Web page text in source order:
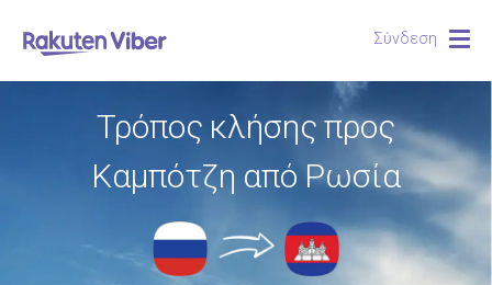
Σύνδεση
Τρόπος κλήσης προς
Καμπότζη από Ρωσία